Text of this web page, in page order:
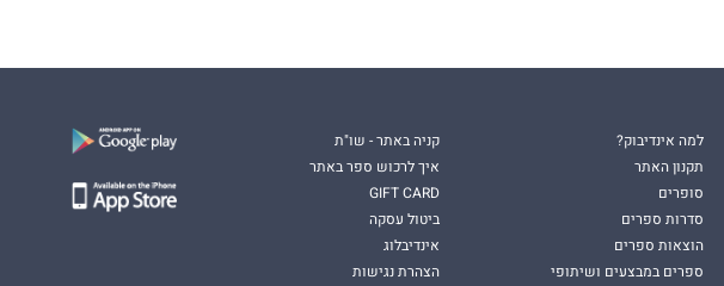
למה אינדיבוק?
תקנון האתר
סופרים
סדרות ספרים
הוצאות ספרים
ספרים במבצעים ושיתופי
קניה באתר - שו"ת
איך לרכוש ספר באתר
GIFT CARD
ביטול עסקה
אינדיבלוג
הצהרת נגישות